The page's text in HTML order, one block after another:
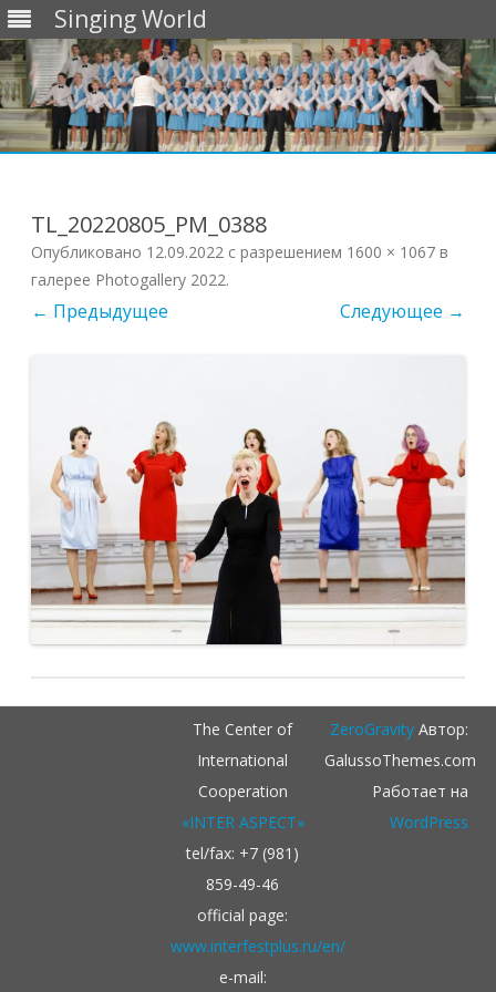
Singing World
TL_20220805_PM_0388
Опубликовано 12.09.2022 с разрешением 1600 × 1067 в
галерее Photogallery 2022.
← Предыдущее Следующее →
The Center of
International
Cooperation
«INTER ASPECT»
tel/fax: +7 (981)
859-49-46
official page:
www.interfestplus.ru/en/
e-mail:
ZeroGravityАвтор:
GalussoThemes.com
Работает на
WordPress